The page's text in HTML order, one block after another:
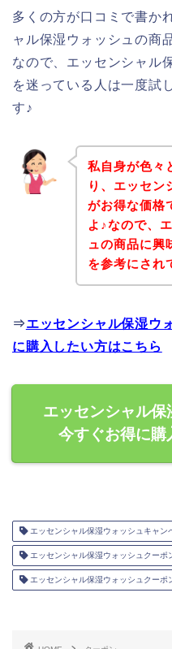
多くの方が口コミで書か
ャル保湿ウォッシュの商
なので、エッセンシャル
を迷っている人は一度試
す♪
私自身が色々
り、エッセン
がお得な価格
よ♪なので、
ュの商品に興
を参考にされ
⇒エッセンシャル保湿ウ
に購入したい方はこちら
エッセンシャル
今すぐお得に購
エッセンシャル保湿ウォッシュキャン
エッセンシャル保湿ウォッシュクーポ
エッセンシャル保湿ウォッシュクーポ